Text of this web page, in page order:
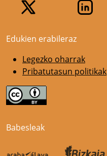
Edukien erabileraz
Legezko oharrak
Pribatutasun politikak
Babesleak